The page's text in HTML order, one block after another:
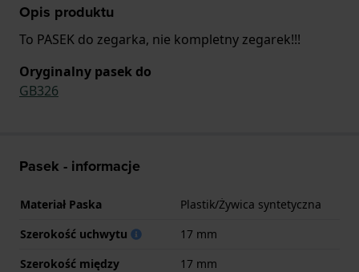
Opis produktu
To PASEK do zegarka, nie kompletny zegarek!!!
Oryginalny pasek do
GB326
Pasek - informacje
Materiał Paska
Plastik/Żywica syntetyczna
Szerokość uchwytu
17 mm
Szerokość między
17 mm